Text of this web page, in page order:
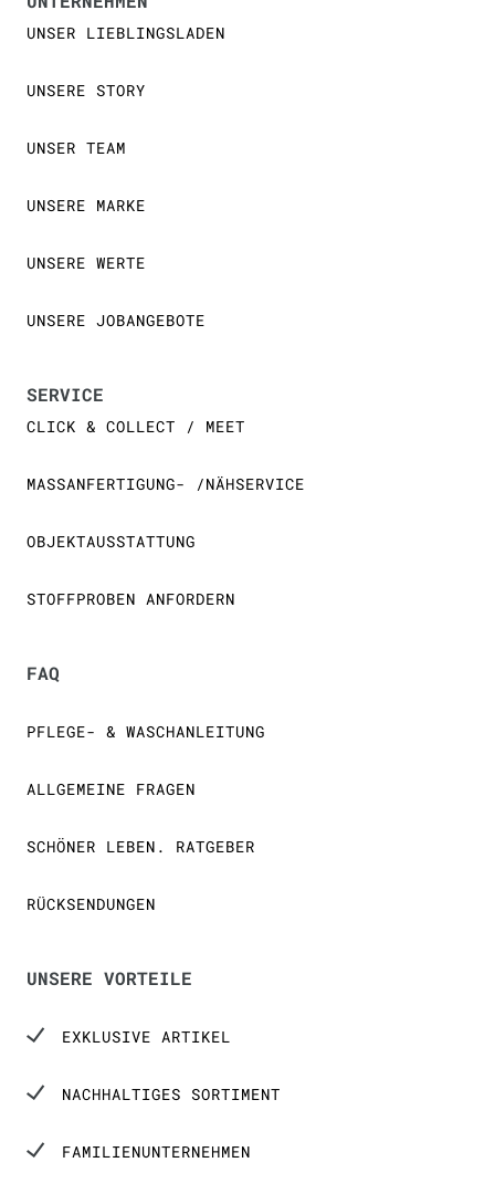
UNSER LIEBLINGSLADEN
UNSERE STORY
UNSER TEAM
UNSERE MARKE
UNSERE WERTE
UNSERE JOBANGEBOTE
SERVICE
CLICK & COLLECT / MEET
MASSANFERTIGUNG- /NÄHSERVICE
OBJEKTAUSSTATTUNG
STOFFPROBEN ANFORDERN
FAQ
PFLEGE- & WASCHANLEITUNG
ALLGEMEINE FRAGEN
SCHÖNER LEBEN. RATGEBER
RÜCKSENDUNGEN
UNSERE VORTEILE
EXKLUSIVE ARTIKEL
NACHHALTIGES SORTIMENT
FAMILIENUNTERNEHMEN